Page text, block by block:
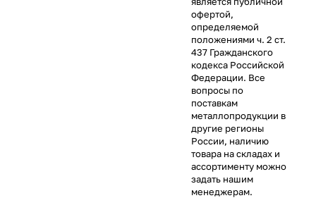
офертой,
определяемой
положениями ч. 2 ст.
437 Гражданского
кодекса Российской
Федерации. Все
вопросы по
поставкам
металлопродукции в
другие регионы
России, наличию
товара на складах и
ассортименту можно
задать нашим
менеджерам.